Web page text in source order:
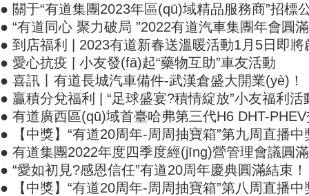
● 關于“有道集團2023年區(qū)域精品服務商”招標
● “有道同心 聚力破局 ”2022有道汽車集團年會圓滿
● 到店福利 | 2023有道新春送溫暖活動1月5日即將
● 愛心抗疫 | 小友發(fā)起“藥物互助”車友活動
● 喜訊丨有道長城汽車備件-武漢倉盛大開業(yè)！
● 贏積分兌福利 | “足球盛宴?積情綻放”小友福利活動
● 有道廣西區(qū)域首臺哈弗第三代H6 DHT-
● 【中獎】“有道20周年-周周抽寶箱”第九周直播
● 有道集團2022年度四季度經(jīng)營管理會議圓滿
● “愛如初見?感恩信任”有道20周年慶典圓滿結束！
● 【中獎】“有道20周年-周周抽寶箱”第八周直播